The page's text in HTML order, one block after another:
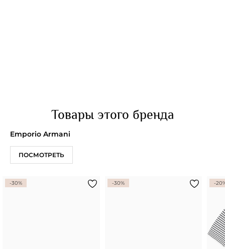
Товары этого бренда
Emporio Armani
ПОСМОТРЕТЬ
-30% -30% -